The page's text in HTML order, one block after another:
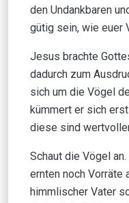
den Undankbaren
gütig sein, wie euer
Jesus brachte
dadurch zum
sich um die Vögel
kümmert er sich
diese sind
Schaut die Vögel
ernten noch Vorräte
himmlischer Vater